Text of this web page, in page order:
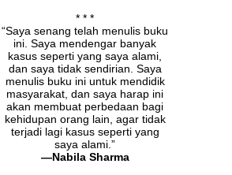
* * *
“Saya senang telah menulis buku
ini. Saya mendengar banyak
kasus seperti yang saya alami,
dan saya tidak sendirian. Saya
menulis buku ini untuk mendidik
masyarakat, dan saya harap ini
akan membuat perbedaan bagi
kehidupan orang lain, agar tidak
terjadi lagi kasus seperti yang
saya alami.”
—Nabila Sharma